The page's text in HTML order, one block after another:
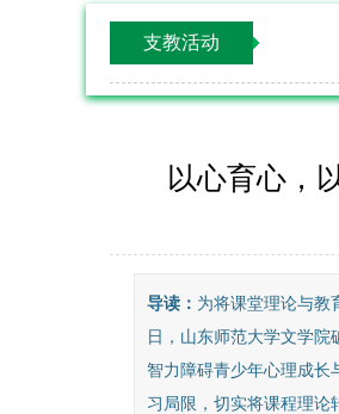
支教活动
以心育心，
导读： 为将课堂理论与教
日，山东师范大学文学
智力障碍青少年心理成长
习局限，切实将课程理论